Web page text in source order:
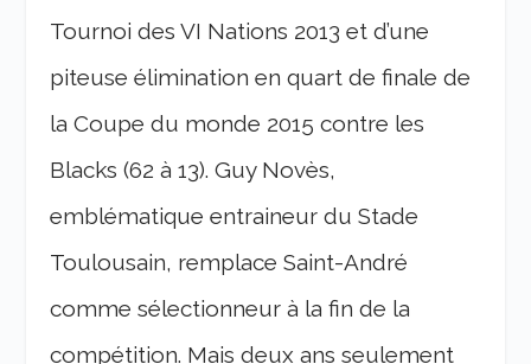
Tournoi des VI Nations 2013 et d’une
piteuse élimination en quart de finale de
la Coupe du monde 2015 contre les
Blacks (62 à 13). Guy Novès,
emblématique entraineur du Stade
Toulousain, remplace Saint-André
comme sélectionneur à la fin de la
compétition. Mais deux ans seulement